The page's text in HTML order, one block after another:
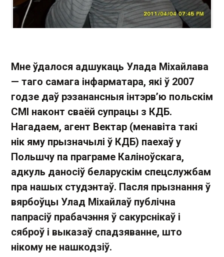
Мне ўдалося адшукаць Улада Міхайлава
— таго самага інфарматара, які ў 2007
годзе даў рэзанансныя інтэрв’ю польскім
СМІ наконт сваёй супрацы з КДБ.
Нагадаем, агент Вектар (менавіта такі
нік яму прызначылі ў КДБ) паехаў у
Польшчу па праграме Каліноўскага,
адкуль даносіў беларускім спецслужбам
пра нашых студэнтаў. Пасля прызнання ў
вярбоўцы Улад Міхайлаў публічна
папрасіў прабачэння ў сакурснікаў і
сяброў і выказаў спадзяванне, што
нікому не нашкодзіў.